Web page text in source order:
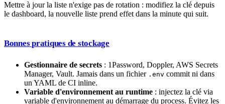
Mettre à jour la liste n'exige pas de rotation : modifiez la clé depuis
le dashboard, la nouvelle liste prend effet dans la minute qui suit.
Bonnes pratiques de stockage
Gestionnaire de secrets : 1Password, Doppler, AWS Secrets
Manager, Vault. Jamais dans un fichier .env commit ni dans
un YAML de CI inline.
Variable d'environnement au runtime : injectez la clé via
variable d'environnement au démarrage du process. Évitez les